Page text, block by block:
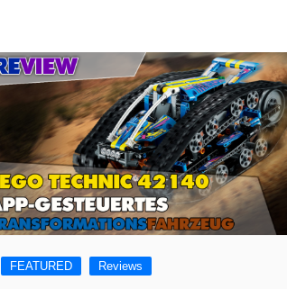
FEATURED Reviews